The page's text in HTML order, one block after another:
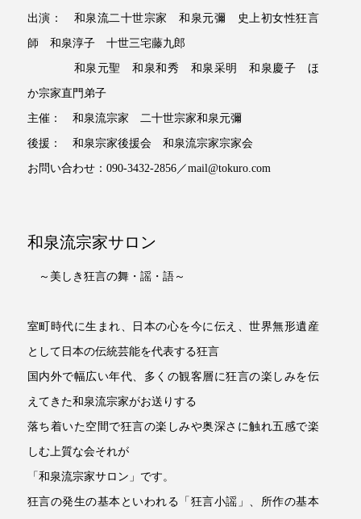
出演： 和泉流二十世宗家 和泉元彌 史上初女性狂言
師 和泉淳子 十世三宅藤九郎
和泉元聖 和泉和秀 和泉采明 和泉慶子 ほ
か宗家直門弟子
主催： 和泉流宗家 二十世宗家和泉元彌
後援： 和泉宗家後援会 和泉流宗家宗家会
お問い合わせ：090-3432-2856／mail@tokuro.com
和泉流宗家サロン
～美しき狂言の舞・謡・語～
室町時代に生まれ、日本の心を今に伝え、世界無形遺産
として日本の伝統芸能を代表する狂言
国内外で幅広い年代、多くの観客層に狂言の楽しみを伝
えてきた和泉流宗家がお送りする
落ち着いた空間で狂言の楽しみや奥深さに触れ五感で楽
しむ上質な会それが
「和泉流宗家サロン」です。
狂言の発生の基本といわれる「狂言小謡」、所作の基本